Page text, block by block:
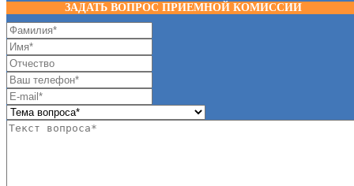
ЗАДАТЬ ВОПРОС ПРИЕМНОЙ КОМИССИИ